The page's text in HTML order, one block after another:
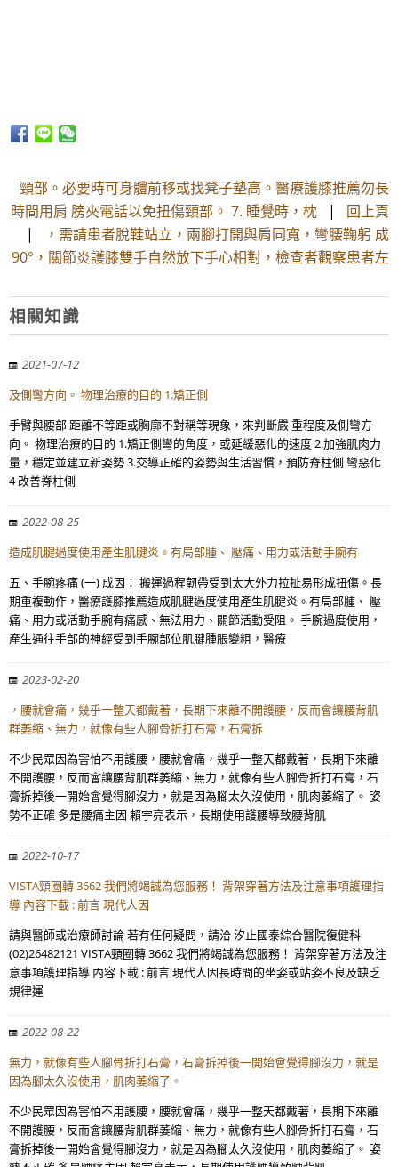
頸部。必要時可身體前移或找凳子墊高。醫療護膝推薦勿長
時間用肩 膀夾電話以免扭傷頸部。 7. 睡覺時，枕 | 回上頁
|
，需請患者脫鞋站立，兩腳打開與肩同寬，彎腰鞠躬 成
90°，關節炎護膝雙手自然放下手心相對，檢查者觀察患者左
相關知識
2021-07-12
及側彎方向。 物理治療的目的 1.矯正側
手臂與腰部 距離不等距或胸廓不對稱等現象，來判斷嚴 重程度及側彎方
向。 物理治療的目的 1.矯正側彎的角度，或延緩惡化的速度 2.加強肌肉力
量，穩定並建立新姿勢 3.交導正確的姿勢與生活習慣，預防脊柱側 彎惡化
4 改善脊柱側
2022-08-25
造成肌腱過度使用產生肌腱炎。有局部腫、 壓痛、用力或活動手腕有
五、手腕疼痛 (一) 成因： 搬運過程韌帶受到太大外力拉扯易形成扭傷。長
期重複動作，醫療護膝推薦造成肌腱過度使用產生肌腱炎。有局部腫、 壓
痛、用力或活動手腕有痛感、無法用力、關節活動受阻。 手腕過度使用，
產生通往手部的神經受到手腕部位肌腱腫脹變粗，醫療
2023-02-20
，腰就會痛，幾乎一整天都戴著，長期下來離不開護腰，反而會讓腰背肌
群萎縮、無力，就像有些人腳骨折打石膏，石膏拆
不少民眾因為害怕不用護腰，腰就會痛，幾乎一整天都戴著，長期下來離
不開護腰，反而會讓腰背肌群萎縮、無力，就像有些人腳骨折打石膏，石
膏拆掉後一開始會覺得腳沒力，就是因為腳太久沒使用，肌肉萎縮了。 姿
勢不正確 多是腰痛主因 賴宇亮表示，長期使用護腰導致腰背肌
2022-10-17
VISTA頸圈轉 3662 我們將竭誠為您服務！ 背架穿著方法及注意事項護理指
導 內容下載 : 前言 現代人因
請與醫師或治療師討論 若有任何疑問，請洽 汐止國泰綜合醫院復健科
(02)26482121 VISTA頸圈轉 3662 我們將竭誠為您服務！ 背架穿著方法及注
意事項護理指導 內容下載 : 前言 現代人因長時間的坐姿或站姿不良及缺乏
規律運
2022-08-22
無力，就像有些人腳骨折打石膏，石膏拆掉後一開始會覺得腳沒力，就是
因為腳太久沒使用，肌肉萎縮了。
不少民眾因為害怕不用護腰，腰就會痛，幾乎一整天都戴著，長期下來離
不開護腰，反而會讓腰背肌群萎縮、無力，就像有些人腳骨折打石膏，石
膏拆掉後一開始會覺得腳沒力，就是因為腳太久沒使用，肌肉萎縮了。 姿